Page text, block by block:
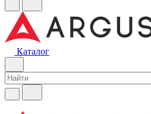
Каталог